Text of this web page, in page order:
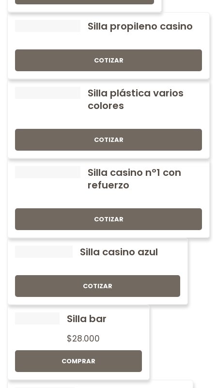
Silla propileno casino
COTIZAR
Silla plástica varios
colores
COTIZAR
Silla casino nº1 con
refuerzo
COTIZAR
Silla casino azul
COTIZAR
Silla bar
$28.000
COMPRAR